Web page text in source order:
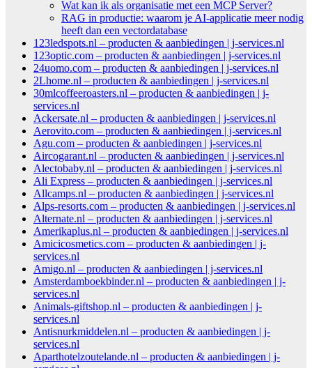
Wat kan ik als organisatie met een MCP Server?
RAG in productie: waarom je AI-applicatie meer nodig
heeft dan een vectordatabase
123ledspots.nl – producten & aanbiedingen | j-services.nl
123optic.com – producten & aanbiedingen | j-services.nl
24uomo.com – producten & aanbiedingen | j-services.nl
2Lhome.nl – producten & aanbiedingen | j-services.nl
30mlcoffeeroasters.nl – producten & aanbiedingen | j-
services.nl
Ackersate.nl – producten & aanbiedingen | j-services.nl
Aerovito.com – producten & aanbiedingen | j-services.nl
Agu.com – producten & aanbiedingen | j-services.nl
Aircogarant.nl – producten & aanbiedingen | j-services.nl
Alectobaby.nl – producten & aanbiedingen | j-services.nl
Ali Express – producten & aanbiedingen | j-services.nl
Allcamps.nl – producten & aanbiedingen | j-services.nl
Alps-resorts.com – producten & aanbiedingen | j-services.nl
Alternate.nl – producten & aanbiedingen | j-services.nl
Amerikaplus.nl – producten & aanbiedingen | j-services.nl
Amicicosmetics.com – producten & aanbiedingen | j-
services.nl
Amigo.nl – producten & aanbiedingen | j-services.nl
Amsterdamboekbinder.nl – producten & aanbiedingen | j-
services.nl
Animals-giftshop.nl – producten & aanbiedingen | j-
services.nl
Antisnurkmiddelen.nl – producten & aanbiedingen | j-
services.nl
Aparthotelzoutelande.nl – producten & aanbiedingen | j-